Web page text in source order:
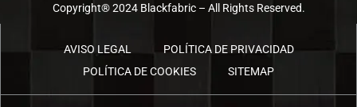
Copyright® 2024 Blackfabric – All Rights Reserved.
AVISO LEGAL
POLÍTICA DE PRIVACIDAD
POLÍTICA DE COOKIES
SITEMAP